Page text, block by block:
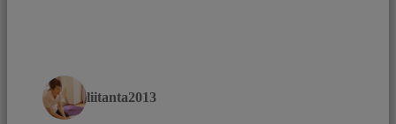
liitanta2013